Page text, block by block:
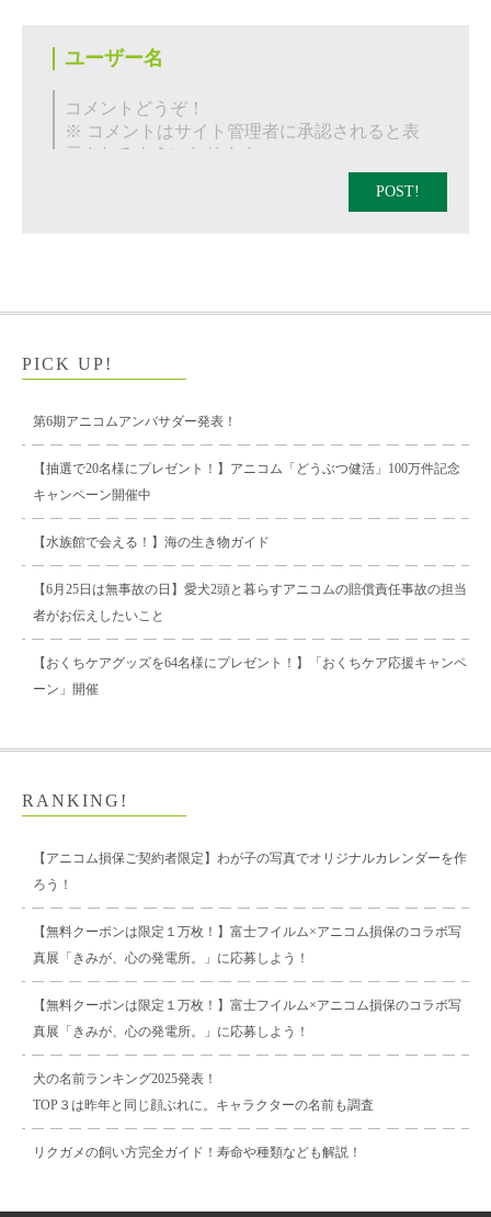
POST!
PICK UP!
第6期アニコムアンバサダー発表！
【抽選で20名様にプレゼント！】アニコム「どうぶつ健活」100万件記念
キャンペーン開催中
【水族館で会える！】海の生き物ガイド
【6月25日は無事故の日】愛犬2頭と暮らすアニコムの賠償責任事故の担当
者がお伝えしたいこと
【おくちケアグッズを64名様にプレゼント！】「おくちケア応援キャンペ
ーン」開催
RANKING!
【アニコム損保ご契約者限定】わが子の写真でオリジナルカレンダーを作
ろう！
【無料クーポンは限定１万枚！】富士フイルム×アニコム損保のコラボ写
真展「きみが、心の発電所。」に応募しよう！
【無料クーポンは限定１万枚！】富士フイルム×アニコム損保のコラボ写
真展「きみが、心の発電所。」に応募しよう！
犬の名前ランキング2025発表！
TOP３は昨年と同じ顔ぶれに。キャラクターの名前も調査
リクガメの飼い方完全ガイド！寿命や種類なども解説！